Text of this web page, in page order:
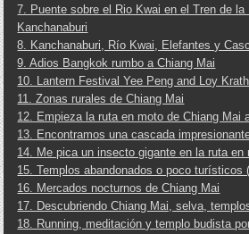
7. Puente sobre el Rio Kwai en el Tren de la
Kanchanaburi
8. Kanchanaburi, Río Kwai, Elefantes y
9. Adios Bangkok rumbo a Chiang Mai
10. Lantern Festival Yee Peng and Loy
11. Zonas rurales de Chiang Mai
12. Empieza la ruta en moto de Chiang Mai
13. Encontramos una cascada
14. Me pica un insecto gigante en la ruta en
15. Templos abandonados o poco turísticos
16. Mercados nocturnos de Chiang Mai
17. Descubriendo Chiang Mai, selva,
18. Running, meditación y templo budista